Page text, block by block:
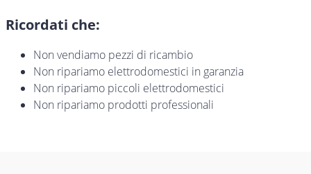
Ricordati che:
Non vendiamo pezzi di ricambio
Non ripariamo elettrodomestici in garanzia
Non ripariamo piccoli elettrodomestici
Non ripariamo prodotti professionali